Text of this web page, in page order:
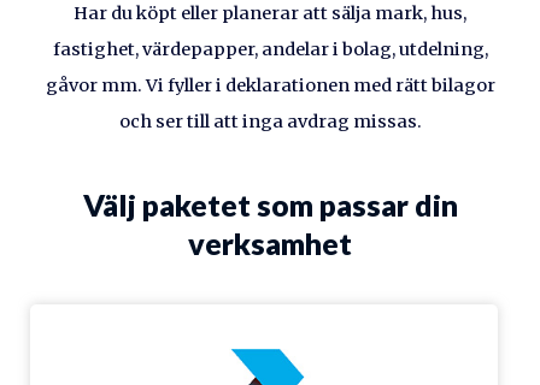
Har du köpt eller planerar att sälja mark, hus,
fastighet, värdepapper, andelar i bolag, utdelning,
gåvor mm. Vi fyller i deklarationen med rätt bilagor
och ser till att inga avdrag missas.
Välj paketet som passar din
verksamhet